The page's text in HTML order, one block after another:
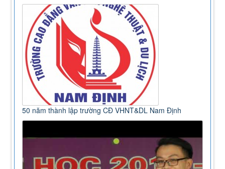
50 năm thành lập trường CĐ VHNT&DL Nam Định